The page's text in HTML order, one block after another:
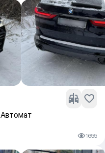
Автомат
1655